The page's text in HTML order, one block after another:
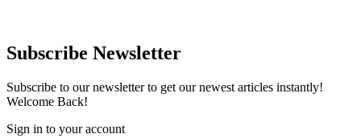
Subscribe Newsletter
Subscribe to our newsletter to get our newest articles instantly!
Welcome Back!
Sign in to your account